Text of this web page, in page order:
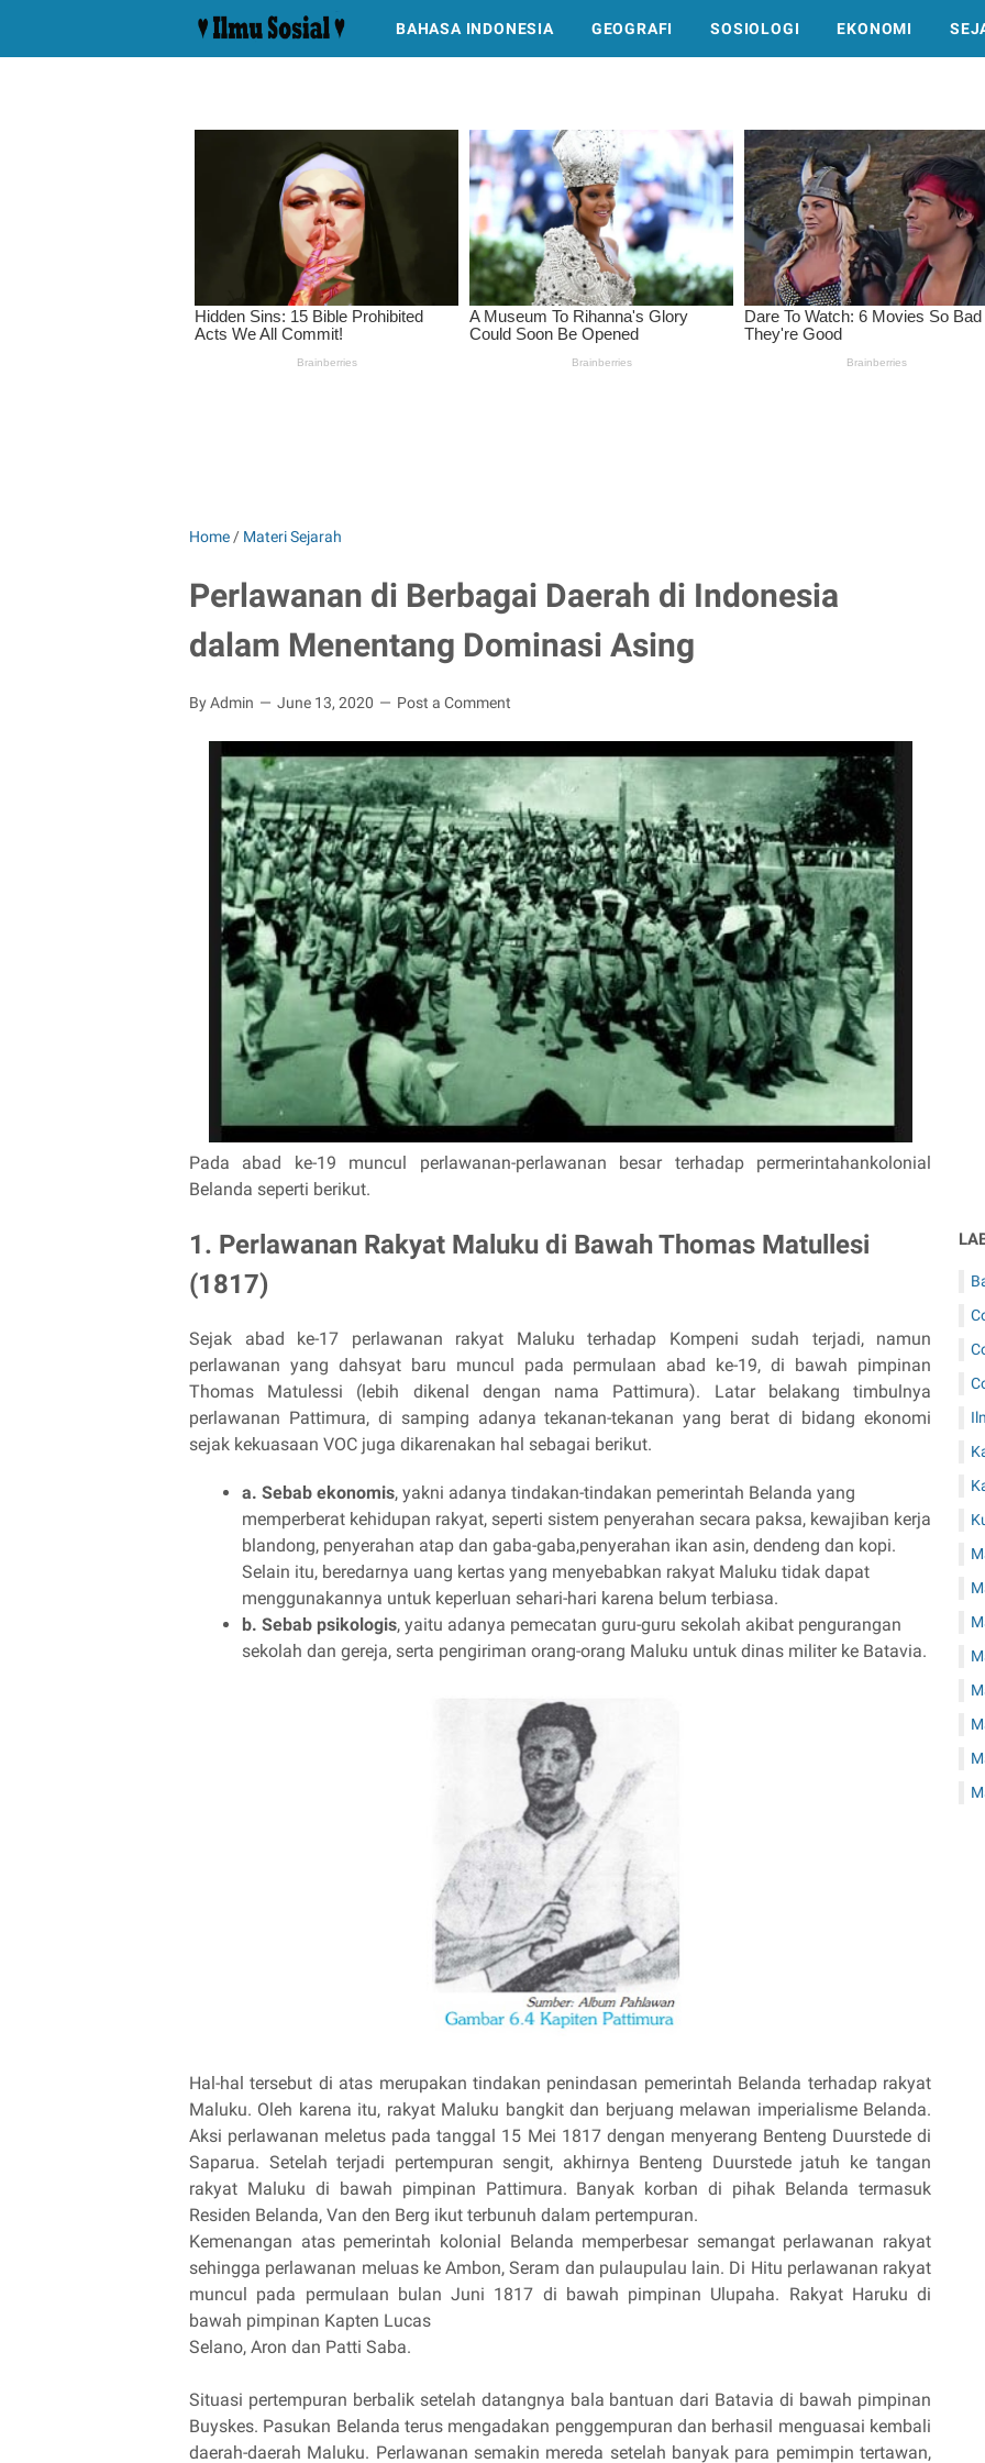
BAHASA INDONESIA GEOGRAFI SOSIOLOGI EKONOMI
Home / Materi Sejarah
Perlawanan di Berbagai Daerah di Indonesia
dalam Menentang Dominasi Asing
By Admin June 13, 2020 Post a Comment
Pada abad ke-19 muncul perlawanan-perlawanan besar terhadap permerintahankolonial
Belanda seperti berikut.
1. Perlawanan Rakyat Maluku di Bawah Thomas Matullesi
(1817)
Sejak abad ke-17 perlawanan rakyat Maluku terhadap Kompeni sudah terjadi, namun
perlawanan yang dahsyat baru muncul pada permulaan abad ke-19, di bawah pimpinan
Thomas Matulessi (lebih dikenal dengan nama Pattimura). Latar belakang timbulnya
perlawanan Pattimura, di samping adanya tekanan-tekanan yang berat di bidang ekonomi
sejak kekuasaan VOC juga dikarenakan hal sebagai berikut.
a. Sebab ekonomis, yakni adanya tindakan-tindakan pemerintah Belanda yang
memperberat kehidupan rakyat, seperti sistem penyerahan secara paksa, kewajiban kerja
blandong, penyerahan atap dan gaba-gaba,penyerahan ikan asin, dendeng dan kopi.
Selain itu, beredarnya uang kertas yang menyebabkan rakyat Maluku tidak dapat
menggunakannya untuk keperluan sehari-hari karena belum terbiasa.
b. Sebab psikologis, yaitu adanya pemecatan guru-guru sekolah akibat pengurangan
sekolah dan gereja, serta pengiriman orang-orang Maluku untuk dinas militer ke Batavia.
Hal-hal tersebut di atas merupakan tindakan penindasan pemerintah Belanda terhadap rakyat
Maluku. Oleh karena itu, rakyat Maluku bangkit dan berjuang melawan imperialisme Belanda.
Aksi perlawanan meletus pada tanggal 15 Mei 1817 dengan menyerang Benteng Duurstede di
Saparua. Setelah terjadi pertempuran sengit, akhirnya Benteng Duurstede jatuh ke tangan
rakyat Maluku di bawah pimpinan Pattimura. Banyak korban di pihak Belanda termasuk
Residen Belanda, Van den Berg ikut terbunuh dalam pertempuran.
Kemenangan atas pemerintah kolonial Belanda memperbesar semangat perlawanan rakyat
sehingga perlawanan meluas ke Ambon, Seram dan pulaupulau lain. Di Hitu perlawanan rakyat
muncul pada permulaan bulan Juni 1817 di bawah pimpinan Ulupaha. Rakyat Haruku di
bawah pimpinan Kapten Lucas
Selano, Aron dan Patti Saba.
Situasi pertempuran berbalik setelah datangnya bala bantuan dari Batavia di bawah pimpinan
Buyskes. Pasukan Belanda terus mengadakan penggempuran dan berhasil menguasai kembali
daerah-daerah Maluku. Perlawanan semakin mereda setelah banyak para pemimpin tertawan,